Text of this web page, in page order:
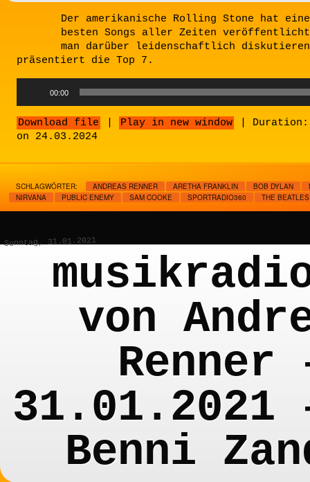
Der amerikanische Rolling Stone hat
besten Songs aller Zeiten veröffentlicht.
man darüber leidenschaftlich
präsentiert die Top 7.
00:00
Download file Play in new window
on 24.03.2024
SCHLAGWÖRTER: ANDREAS RENNER ARETHA FRANKLIN BOB DYLAN
NIRVANA
PUBLIC ENEMY SAM COOKE SPORTRADIO360 THE BEATLES
Sonntag, 31.01.2021
von
Renner
31.01.2021
Benni